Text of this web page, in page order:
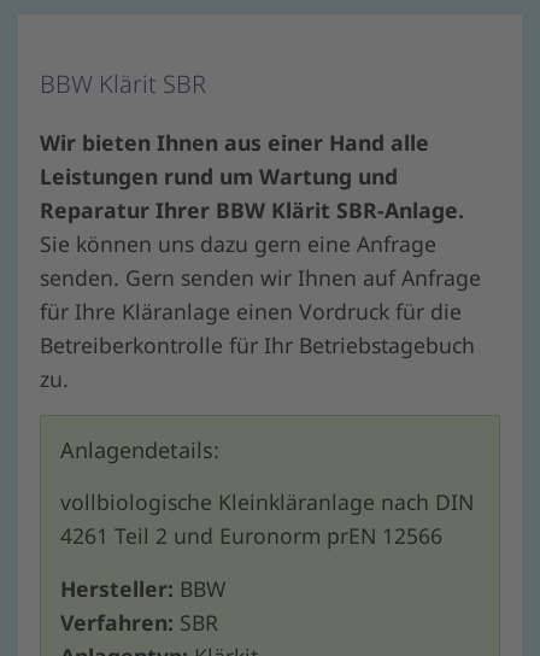
BBW Klärit SBR
Wir bieten Ihnen aus einer Hand alle
Leistungen rund um Wartung und
Reparatur Ihrer BBW Klärit SBR-Anlage.
Sie können uns dazu gern eine Anfrage
senden. Gern senden wir Ihnen auf Anfrage
für Ihre Kläranlage einen Vordruck für die
Betreiberkontrolle für Ihr Betriebstagebuch
zu.
Anlagendetails:
vollbiologische Kleinkläranlage nach DIN
4261 Teil 2 und Euronorm prEN 12566
Hersteller: BBW
Verfahren: SBR